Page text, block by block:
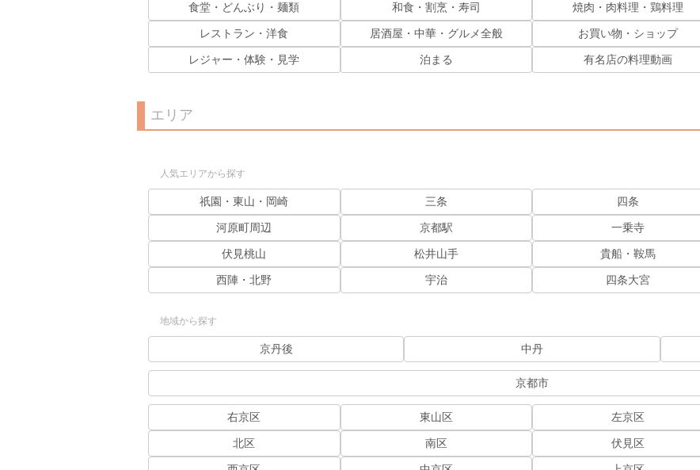
食堂・どんぶり・麺類 和食・割烹・寿司 焼肉・肉料理・鶏料理
レストラン・洋食 居酒屋・中華・グルメ全般 お買い物・ショップ
レジャー・体験・見学 泊まる 有名店の料理動画
エリア
人気エリアから探す
祇園・東山・岡崎 三条 四条
河原町周辺 京都駅 一乗寺
伏見桃山 松井山手 貴船・鞍馬
西陣・北野 宇治 四条大宮
地域から探す
京丹後 中丹
京都市
右京区 東山区 左京区
北区 南区 伏見区